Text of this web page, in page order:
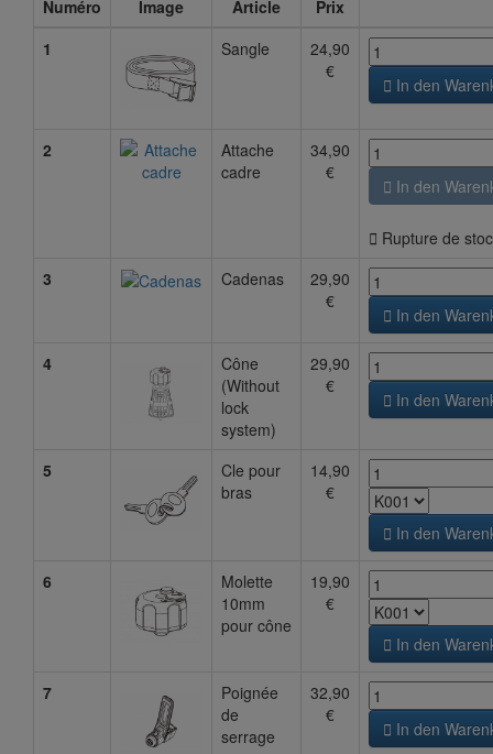
Numéro Image Article
Prix
1
Sangle
24,90
€
 In den
2
Attache
cadre
34,90
€
 In den
 Rupture de
3
Cadenas
29,90
€
 In den
4
Cône
(Without
lock
system)
29,90
€
 In den
5
Cle pour
bras
14,90
€
 In den
6
Molette
10mm
pour cône
19,90
€
 In den
7
Poignée
de
serrage
32,90
€
 In den